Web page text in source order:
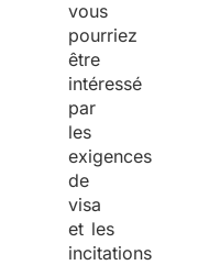
vous
pourriez
être
intéressé
par
les
exigences
de
visa
et les
incitations